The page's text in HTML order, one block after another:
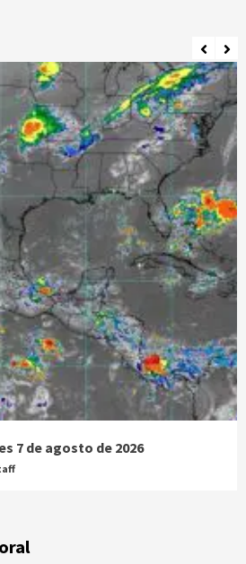
7 de agosto de 2026